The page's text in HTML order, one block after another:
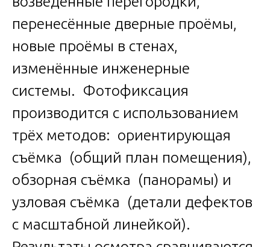
перенесённые дверные проёмы,
новые проёмы в стенах,
изменённые инженерные
системы. Фотофиксация
производится с использованием
трёх методов: ориентирующая
съёмка (общий план помещения),
обзорная съёмка (панорамы) и
узловая съёмка (детали дефектов
с масштабной линейкой).